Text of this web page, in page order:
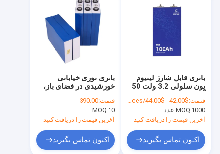
باتری نوری خیابانی
خورشیدی در فضای باز،
آمپر ساعت LiFePO4
قیمت:390.00
MOQ:10
آخرین قیمت را دریافت کنید
اکنون تماس بگیرید
باتری قابل شارژ لیتیوم
یون سلولی 3.2 ولت 50
ذخیره انرژی خورشیدی
قیمت:$42.00 - $44.00/pieces
MOQ:1000 عدد
آخرین قیمت را دریافت کنید
اکنون تماس بگیرید